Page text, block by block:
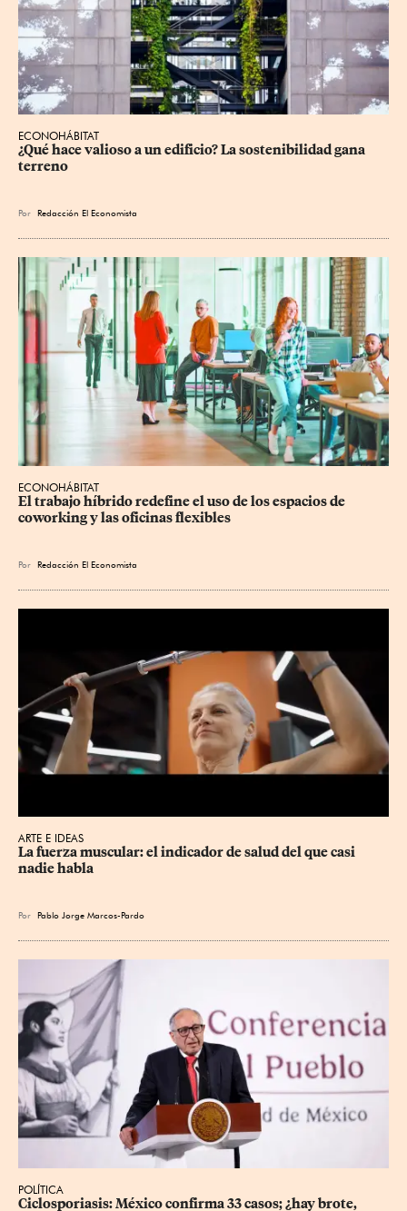
ECONOHÁBITAT
¿Qué hace valioso a un edificio? La sostenibilidad gana
terreno
Por Redacción El Economista
ECONOHÁBITAT
El trabajo híbrido redefine el uso de los espacios de
coworking y las oficinas flexibles
Por Redacción El Economista
ARTE E IDEAS
La fuerza muscular: el indicador de salud del que casi
nadie habla
Por Pablo Jorge Marcos-Pardo
POLÍTICA
Ciclosporiasis: México confirma 33 casos; ¿hay brote,